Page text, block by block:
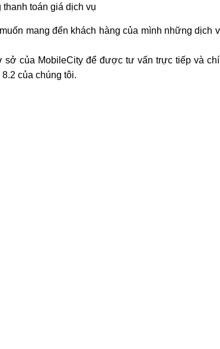
toán giá dịch vụ
mang đến khách hàng của mình những dịch
của MobileCity để được tư vấn trực tiếp và
của chúng tôi.